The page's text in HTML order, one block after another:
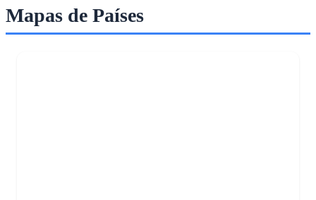
Mapas de Países